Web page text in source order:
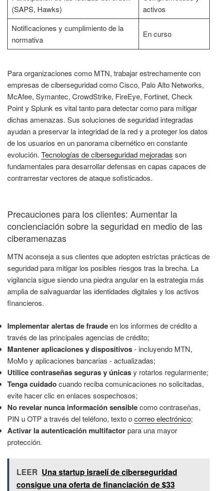
(SAPS, Hawks)
activos
Notificaciones y cumplimiento de la
normativa
En curso
Para organizaciones como MTN, trabajar estrechamente con
empresas de ciberseguridad como Cisco, Palo Alto Networks,
McAfee, Symantec, CrowdStrike, FireEye, Fortinet, Check
Point y Splunk es vital tanto para detectar como para mitigar
dichas amenazas. Sus soluciones de seguridad integradas
ayudan a preservar la integridad de la red y a proteger los datos
de los usuarios en un panorama cibernético en constante
evolución. Tecnologías de ciberseguridad mejoradas son
fundamentales para desarrollar defensas en capas capaces de
contrarrestar vectores de ataque sofisticados.
Precauciones para los clientes: Aumentar la
concienciación sobre la seguridad en medio de las
ciberamenazas
MTN aconseja a sus clientes que adopten estrictas prácticas de
seguridad para mitigar los posibles riesgos tras la brecha. La
vigilancia sigue siendo una piedra angular en la estrategia más
amplia de salvaguardar las identidades digitales y los activos
financieros.
Implementar alertas de fraudeen los informes de crédito a
través de las principales agencias de crédito;
Mantener aplicaciones y dispositivos- incluyendo MTN,
MoMo y aplicaciones bancarias - actualizadas;
Utilice contraseñas seguras y únicasy rotarlos regularmente;
Tenga cuidadocuando reciba comunicaciones no solicitadas,
evite hacer clic en enlaces sospechosos;
No revelar nunca información sensiblecomo contraseñas,
PIN u OTP a través del teléfono, texto ocorreo electrónico;
Activar la autenticación multifactorpara una mayor
protección.
LEER Una startup israelí de ciberseguridad
consigue una oferta de financiación de $33